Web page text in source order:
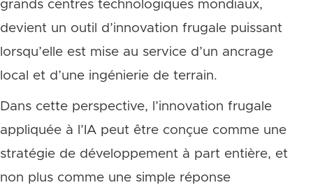
grands centres technologiques mondiaux,
devient un outil d’innovation frugale puissant
lorsqu’elle est mise au service d’un ancrage
local et d’une ingénierie de terrain.
Dans cette perspective, l’innovation frugale
appliquée à l’IA peut être conçue comme une
stratégie de développement à part entière, et
non plus comme une simple réponse